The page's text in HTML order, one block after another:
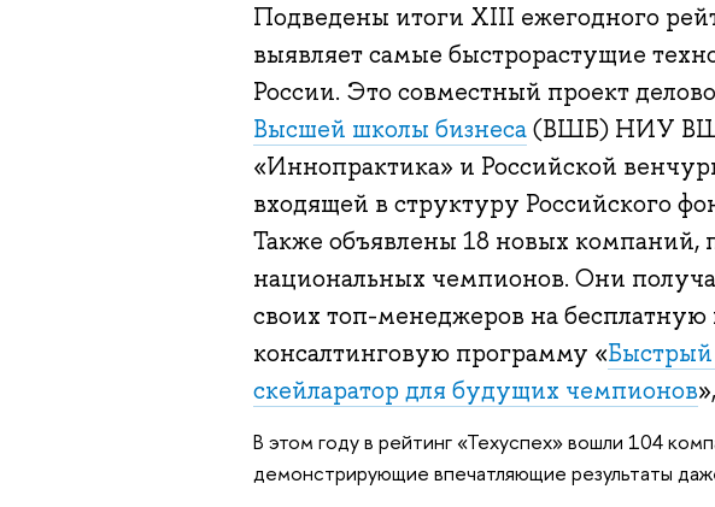
Подведены итоги XIII ежегодного
выявляет самые быстрорастущие
России. Это совместный проект
Высшей школы бизнеса(ВШБ) НИУ
«Иннопрактика» и Российской
входящей в структуру Российского
Также объявлены 18 новых компаний,
национальных чемпионов. Они
своих топ-менеджеров на бесплатную
консалтинговую программу «Быстрый
скейларатор для будущих чемпионов
В этом году в рейтинг «Техуспех» вошли 104
демонстрирующие впечатляющие результаты